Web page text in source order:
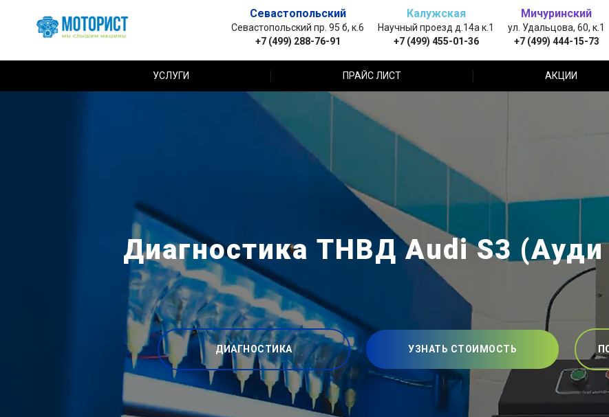
Севастопольский
Севастопольский пр. 95 б, к.6
+7 (499) 288-76-91
Калужская
Научный проезд д.14а к.1
+7 (499) 455-01-36
Мичуринский
ул. Удальцова, 60, к.1
+7 (499) 444-15-73
УСЛУГИ ПРАЙС ЛИСТ АКЦИИ
Диагностика ТНВД Audi S3
ДИАГНОСТИКА УЗНАТЬ СТОИМОСТЬ